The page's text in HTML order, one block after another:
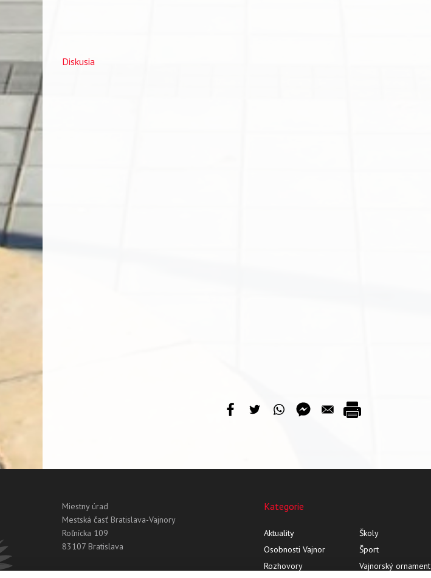
Diskusia
Miestny úrad
Mestská časť Bratislava-Vajnory
Roľnícka 109
83107 Bratislava
Kategorie
Aktuality
Osobnosti Vajnor
Rozhovory
Školy
Šport
Vajnorský ornament